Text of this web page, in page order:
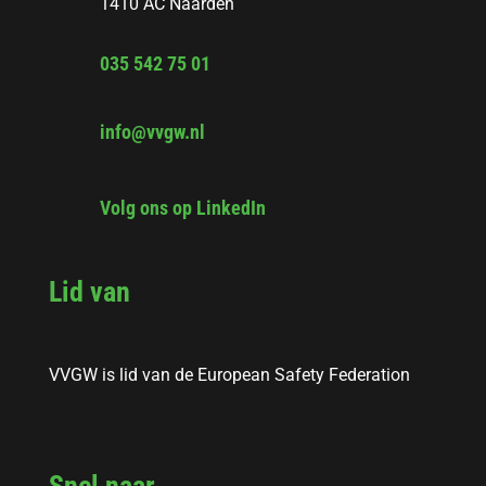
035 542 75 01
info@vvgw.nl
Volg ons op LinkedIn
Lid van
VVGW is lid van de European Safety Federation